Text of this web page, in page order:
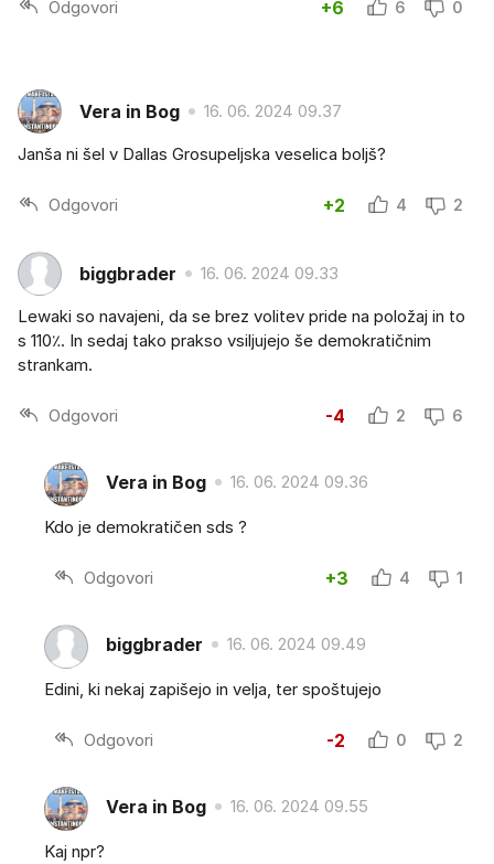
Odgovori +6 6 0
Vera in Bog 16. 06. 2024 09.37
Janša ni šel v Dallas Grosupeljska veselica boljš?
Odgovori +2 4 2
biggbrader 16. 06. 2024 09.33
Lewaki so navajeni, da se brez volitev pride na položaj in to
s 110٪. In sedaj tako prakso vsiljujejo še demokratičnim
strankam.
Odgovori -4 2 6
Vera in Bog 16. 06. 2024 09.36
Kdo je demokratičen sds ?
Odgovori +3 4 1
biggbrader 16. 06. 2024 09.49
Edini, ki nekaj zapišejo in velja, ter spoštujejo
Odgovori -2 0 2
Vera in Bog 16. 06. 2024 09.55
Kaj npr?